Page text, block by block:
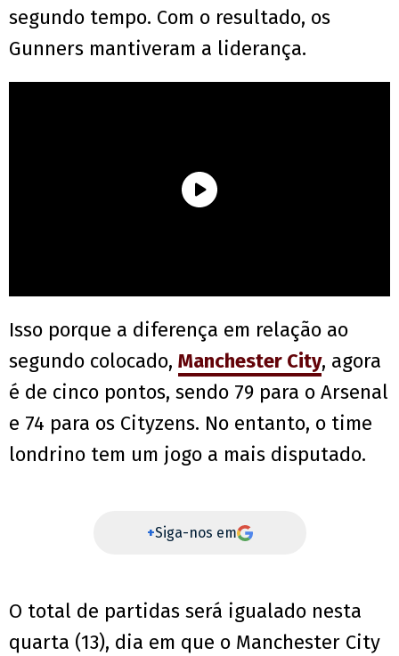
segundo tempo. Com o resultado, os
Gunners mantiveram a liderança.
Isso porque a diferença em relação ao
segundo colocado, Manchester City, agora
é de cinco pontos, sendo 79 para o Arsenal
e 74 para os Cityzens. No entanto, o time
londrino tem um jogo a mais disputado.
+Siga-nos em
O total de partidas será igualado nesta
quarta (13), dia em que o Manchester City